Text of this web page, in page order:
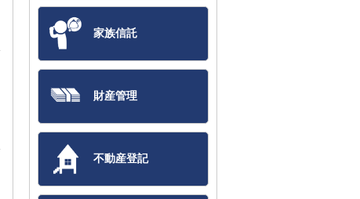
家族信託
財産管理
不動産登記